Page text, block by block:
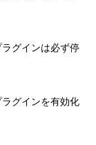
グインは必ず停
グインを有効化